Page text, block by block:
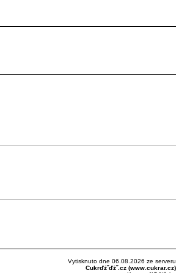
Vytisknuto dne 06.08.2026 ze serveru
Cukrďż˝ďż˝.cz (www.cukrar.cz)